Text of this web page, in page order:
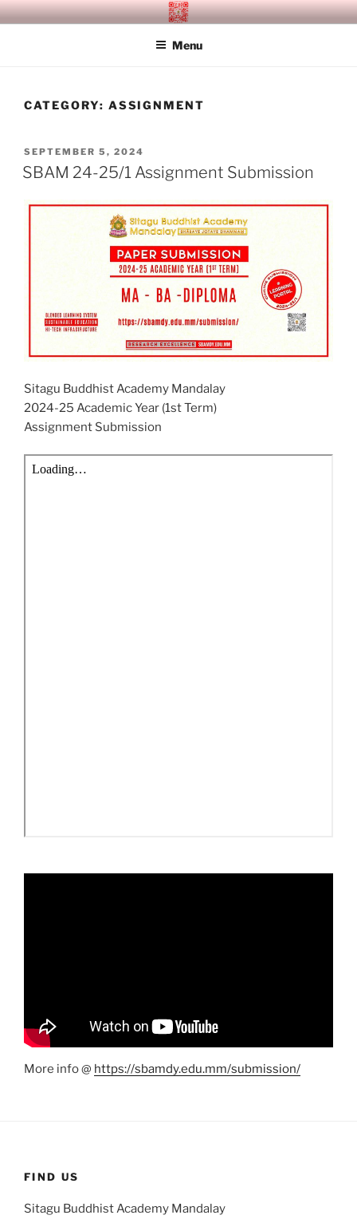
Skip
to
SITAGU BUDDHIST ACADEMY
Menu
CATEGORY: ASSIGNMENT
POSTED
ON
SEPTEMBER 5, 2024
SBAM 24-25/1 Assignment Submission
Sitagu Buddhist Academy Mandalay
2024-25 Academic Year (1st Term)
Assignment Submission
More info @ https://sbamdy.edu.mm/submission/
FIND US
Sitagu Buddhist Academy Mandalay